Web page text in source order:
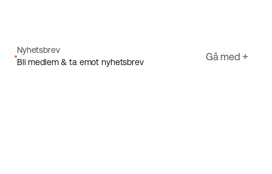
Nyhetsbrev
Bli medlem & ta emot nyhetsbrev
Gå med